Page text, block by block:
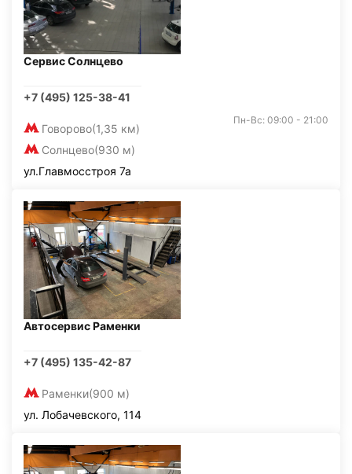
Сервис Солнцево
+7 (495) 125-38-41
Говорово(1,35 км)
Солнцево(930 м)
Пн-Вс: 09:00 - 21:00
ул.Главмосстроя 7а
Автосервис Раменки
+7 (495) 135-42-87
Раменки(900 м)
ул. Лобачевского, 114